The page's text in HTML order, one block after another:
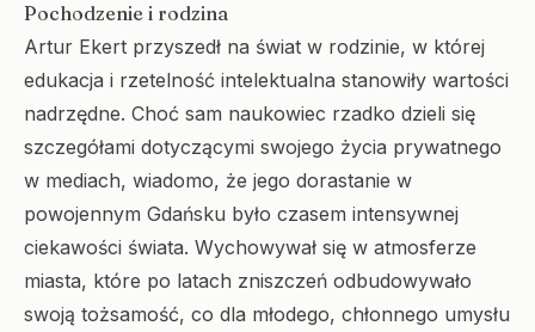
Pochodzenie i rodzina
Artur Ekert przyszedł na świat w rodzinie, w której
edukacja i rzetelność intelektualna stanowiły wartości
nadrzędne. Choć sam naukowiec rzadko dzieli się
szczegółami dotyczącymi swojego życia prywatnego
w mediach, wiadomo, że jego dorastanie w
powojennym Gdańsku było czasem intensywnej
ciekawości świata. Wychowywał się w atmosferze
miasta, które po latach zniszczeń odbudowywało
swoją tożsamość, co dla młodego, chłonnego umysłu